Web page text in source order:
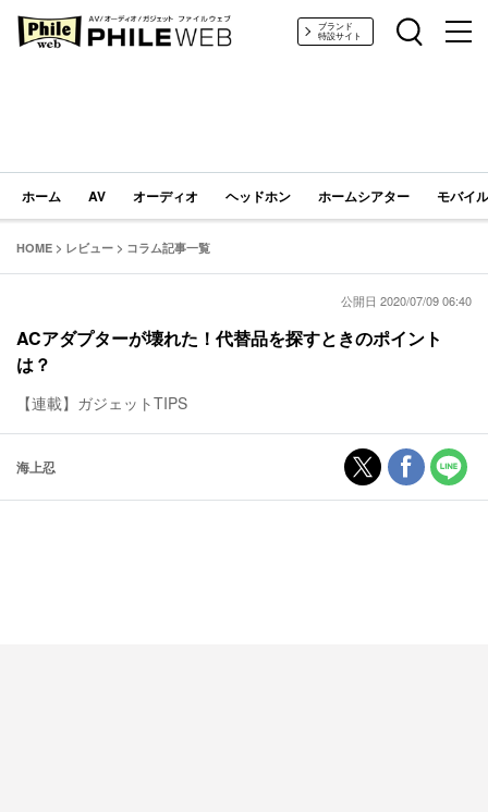
PHILE WEB｜AV/オーディオ/ガジェットブランド
特設サイト
ホーム AV オーディオ ヘッドホン ホームシアター モバイ
HOME > レビュー > コラム記事一覧
公開日 2020/07/09 06:40
ACアダプターが壊れた！代替品を探すときのポイント
は？
【連載】ガジェットTIPS
海上忍